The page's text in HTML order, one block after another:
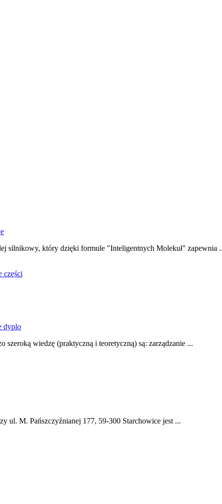
który dzięki formule "Inteligentnych Molekuł" zapewnia
części
dyplo
szeroką wiedzę (praktyczną i teoretyczną) są: zarządzanie ...
ul. M. Pańszczyźnianej 177, 59-300 Starchowice jest ...